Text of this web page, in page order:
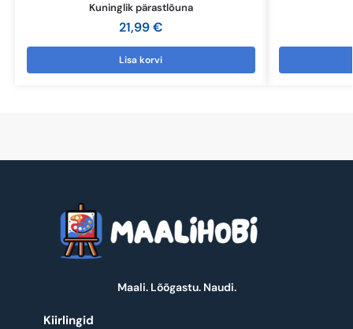
Kuninglik pärastlõuna
21,99€
Lisa korvi
Maali. Lõõgastu. Naudi.
Kiirlingid